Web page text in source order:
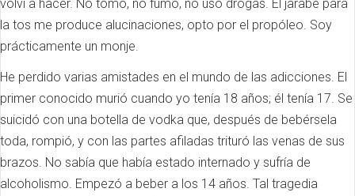
volví a hacer. No tomo, no fumo, no uso drogas. El jarabe para
la tos me produce alucinaciones, opto por el propóleo. Soy
prácticamente un monje.
He perdido varias amistades en el mundo de las adicciones. El
primer conocido murió cuando yo tenía 18 años; él tenía 17. Se
suicidó con una botella de vodka que, después de bebérsela
toda, rompió, y con las partes afiladas trituró las venas de sus
brazos. No sabía que había estado internado y sufría de
alcoholismo. Empezó a beber a los 14 años. Tal tragedia